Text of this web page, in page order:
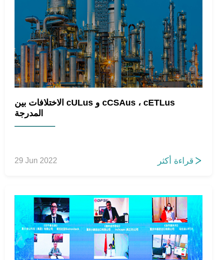
الاختلافات بين cULus و cCSAus ، cETLus
المدرجة
29 Jun 2022 قراءة أكثر 